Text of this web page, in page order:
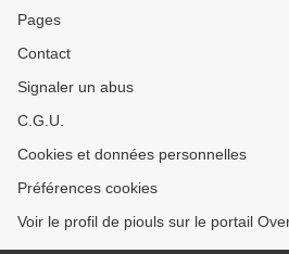
Pages
Contact
Signaler un abus
C.G.U.
Cookies et données personnelles
Préférences cookies
Voir le profil de piouls sur le portail